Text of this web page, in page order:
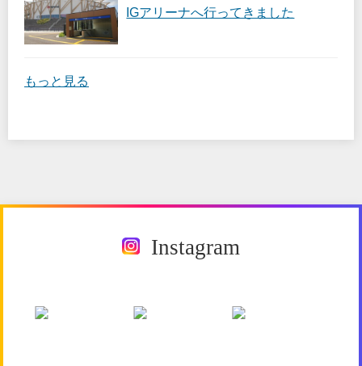
IGアリーナへ行ってきました
もっと見る
Instagram